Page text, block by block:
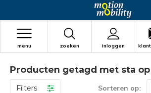
zoeken inloggen
menu
Producten getagd met sta
Filters Sorteren op: